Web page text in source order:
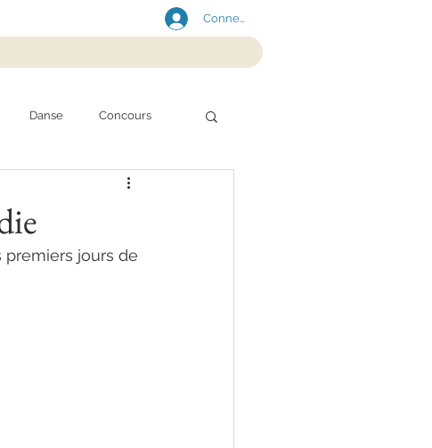
Connexion
Danse Concours
jours de